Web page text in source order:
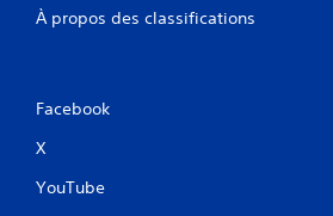
À propos des classifications
Facebook
X
YouTube